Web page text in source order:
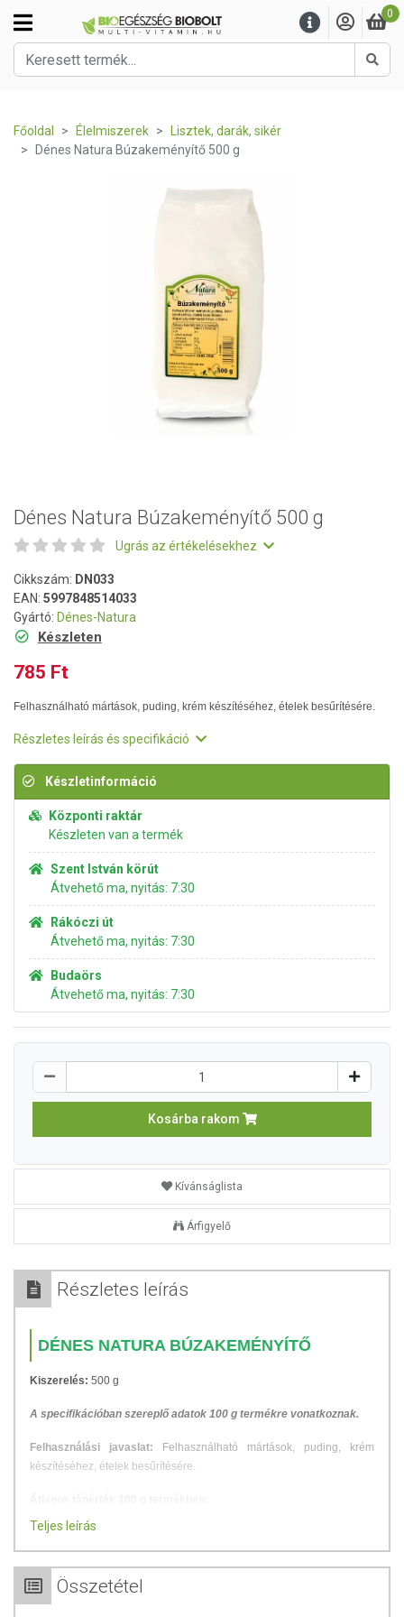
0
Főoldal Élelmiszerek
Lisztek, darák, sikér
Dénes Natura Búzakeményítő 500 g
Dénes Natura Búzakeményítő 500 g
Ugrás az értékelésekhez
Cikkszám: DN033
EAN: 5997848514033
Gyártó: Dénes-Natura
Készleten
785 Ft
Felhasználható mártások, puding, krém készítéséhez, ételek besűrítésére.
Részletes leírás és specifikáció
Készletinformáció
Központi raktár
Készleten van a termék
Szent István körút
Átvehető ma, nyitás: 7:30
Rákóczi út
Átvehető ma, nyitás: 7:30
Budaörs
Átvehető ma, nyitás: 7:30
Kosárba rakom
Kívánságlista
Árfigyelő
Részletes leírás
DÉNES NATURA BÚZAKEMÉNYÍTŐ
Kiszerelés: 500 g
A specifikációban szereplő adatok 100 g termékre vonatkoznak.
Felhasználási javaslat:
Felhasználható mártások, puding, krém
készítéséhez, ételek besűrítésére.
Energia: 1484 kJ (355kcal)
Zsír: 0 g
amelyből telített zsírsavak: 0 g
Szénhidrát: 87 g
Teljes leírás
Összetétel